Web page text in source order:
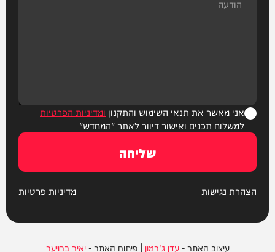
אני מאשר את תנאי השימוש והתקנון ומדיניות הפרטיות
למשלוח תכנים ואישור דיוור לאתר "המחדש"
שליחה
הצהרת נגישות מדיניות פרטיות
עיצוב האתר -עדן ג'רמון | פיתוח האתר -יאיר ברויער